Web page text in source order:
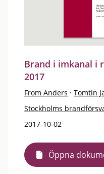
Brand i imkanal i
2017
From Anders · Tomtin
Stockholms
2017-10-02
Öppna